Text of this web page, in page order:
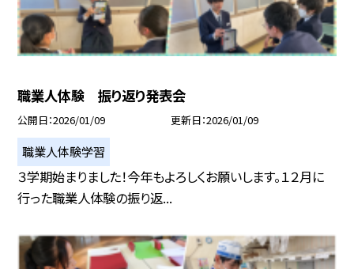
職業人体験 振り返り発表会
公開日 2026/01/09 更新日 2026/01/09
職業人体験学習
３学期始まりました！今年もよろしくお願いします。１２月に
行った職業人体験の振り返...